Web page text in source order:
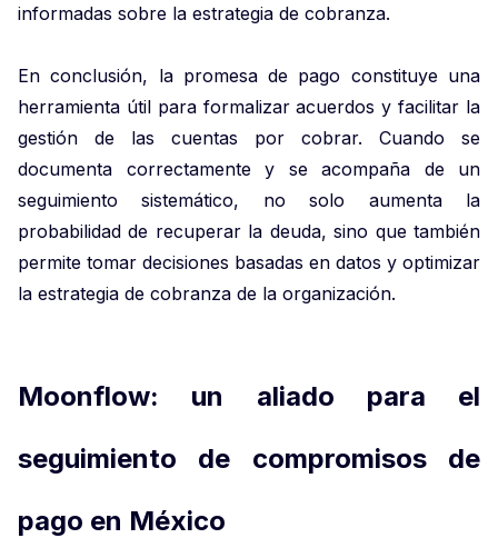
informadas sobre la estrategia de cobranza.
En conclusión, la promesa de pago constituye una
herramienta útil para formalizar acuerdos y facilitar la
gestión de las cuentas por cobrar. Cuando se
documenta correctamente y se acompaña de un
seguimiento sistemático, no solo aumenta la
probabilidad de recuperar la deuda, sino que también
permite tomar decisiones basadas en datos y optimizar
la estrategia de cobranza de la organización.
Moonflow: un aliado para el
seguimiento de compromisos de
pago en México